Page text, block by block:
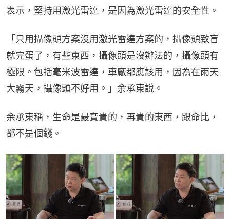
表示，堅持用激光雷達，是因為激光雷達的安全性。
「只用攝像頭方案沒用激光雷達方案的，攝像頭致盲
就完蛋了，有些東西，攝像頭是沒辦法的，攝像頭有
極限。包括毫米波雷達，車廠都應該用，因為在雨天
大霧天，攝像頭不好用。」余承東說。
余承東稱，生命是最寶貴的，再貴的東西，跟命比，
都不是個錢。